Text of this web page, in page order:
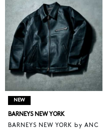
NEW
BARNEYS NEW YORK
BARNEYS NEW YORK by ANC